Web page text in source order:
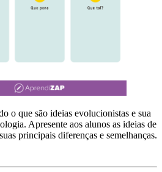
o que são ideias evolucionistas e sua
Apresente aos alunos as ideias de
principais diferenças e semelhanças.